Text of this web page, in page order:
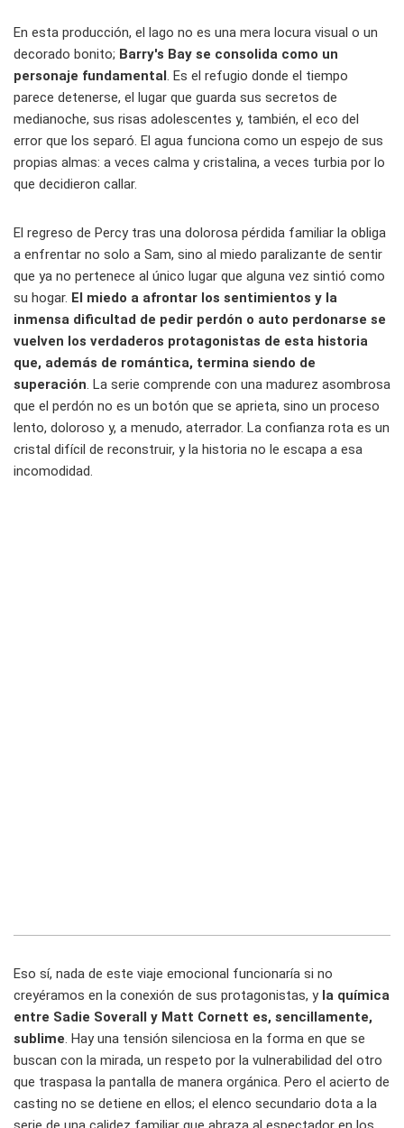
En esta producción, el lago no es una mera locura visual o un
decorado bonito; Barry's Bay se consolida como un
personaje fundamental. Es el refugio donde el tiempo
parece detenerse, el lugar que guarda sus secretos de
medianoche, sus risas adolescentes y, también, el eco del
error que los separó. El agua funciona como un espejo de sus
propias almas: a veces calma y cristalina, a veces turbia por lo
que decidieron callar.
El regreso de Percy tras una dolorosa pérdida familiar la obliga
a enfrentar no solo a Sam, sino al miedo paralizante de sentir
que ya no pertenece al único lugar que alguna vez sintió como
su hogar. El miedo a afrontar los sentimientos y la
inmensa dificultad de pedir perdón o auto perdonarse se
vuelven los verdaderos protagonistas de esta historia
que, además de romántica, termina siendo de
superación. La serie comprende con una madurez asombrosa
que el perdón no es un botón que se aprieta, sino un proceso
lento, doloroso y, a menudo, aterrador. La confianza rota es un
cristal difícil de reconstruir, y la historia no le escapa a esa
incomodidad.
Eso sí, nada de este viaje emocional funcionaría si no
creyéramos en la conexión de sus protagonistas, y la química
entre Sadie Soverall y Matt Cornett es, sencillamente,
sublime. Hay una tensión silenciosa en la forma en que se
buscan con la mirada, un respeto por la vulnerabilidad del otro
que traspasa la pantalla de manera orgánica. Pero el acierto de
casting no se detiene en ellos; el elenco secundario dota a la